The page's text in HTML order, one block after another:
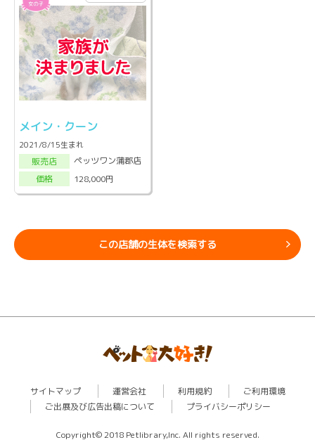
メイン・クーン
2021/8/15生まれ
販売店
ペッツワン蒲郡店
価格
128,000円
この店舗の生体を検索する
サイトマップ 運営会社 利用規約
ご利用環境
ご出展及び広告出稿について
プライバシーポリシー
Copyright© 2018 Petlibrary,Inc. All rights reserved.